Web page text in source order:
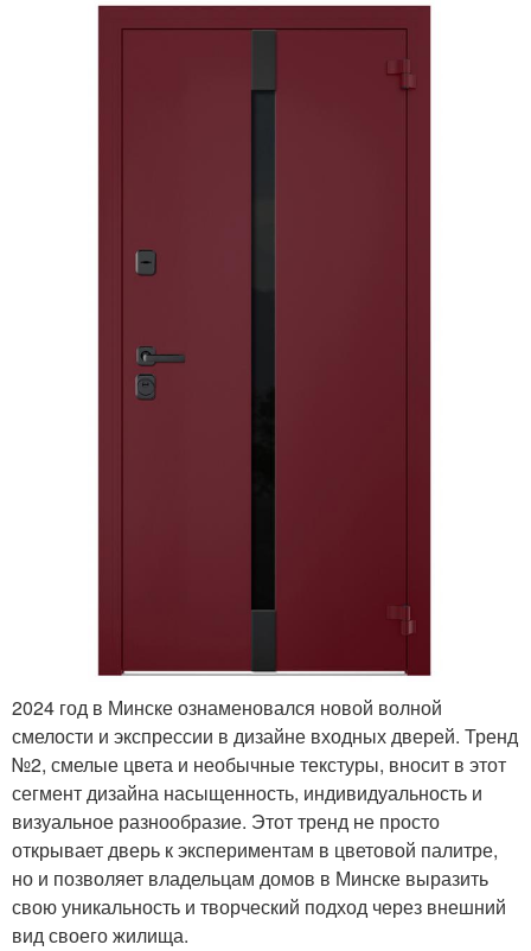
2024 год в Минске ознаменовался новой волной
смелости и экспрессии в дизайне входных дверей. Тренд
№2, смелые цвета и необычные текстуры, вносит в этот
сегмент дизайна насыщенность, индивидуальность и
визуальное разнообразие. Этот тренд не просто
открывает дверь к экспериментам в цветовой палитре,
но и позволяет владельцам домов в Минске выразить
свою уникальность и творческий подход через внешний
вид своего жилища.